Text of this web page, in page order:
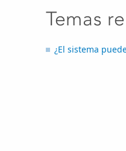
Temas
¿El sistema